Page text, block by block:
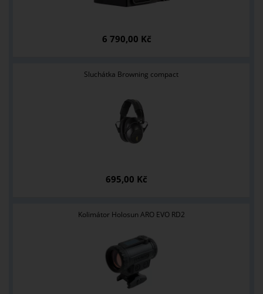
6 790,00 Kč
Sluchátka Browning compact
695,00 Kč
Kolimátor Holosun ARO EVO RD2